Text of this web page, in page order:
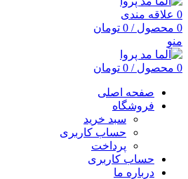
0 علاقه مندی
0 محصول /
0 تومان
منو
0 محصول /
0 تومان
صفحه اصلی
فروشگاه
سبد خرید
حساب کاربری
پرداخت
حساب کاربری
درباره ما